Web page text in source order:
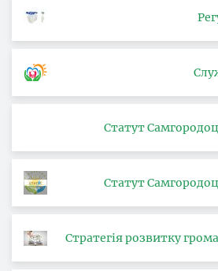
Статут
Статут
Стратегія розвитку